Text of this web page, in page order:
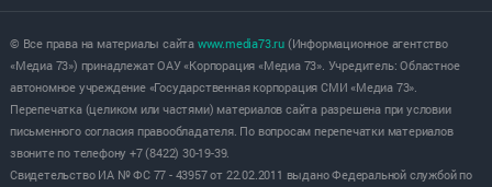
© Все права на материалы сайта www.media73.ru(Информационное агентство
«Медиа 73») принадлежат ОАУ «Корпорация «Медиа 73». Учредитель: Областное
автономное учреждение «Государственная корпорация СМИ «Медиа 73».
Перепечатка (целиком или частями) материалов сайта разрешена при условии
письменного согласия правообладателя. По вопросам перепечатки материалов
звоните по телефону +7 (8422) 30-19-39.
Свидетельство ИА № ФС 77 - 43957 от 22.02.2011 выдано Федеральной службой по